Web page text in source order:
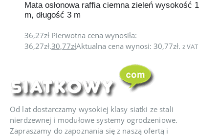
Mata osłonowa raffia ciemna zieleń wysokość 1
m, długość 3 m
36,27zł Pierwotna cena wynosiła:
36,27zł.30,77złAktualna cena wynosi: 30,77zł. z VAT
Od lat dostarczamy wysokiej klasy siatki ze stali
nierdzewnej i modułowe systemy ogrodzeniowe.
Zapraszamy do zapoznania się z naszą ofertą i